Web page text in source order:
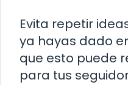
Evita repetir
ya hayas dado
que esto puede
para tus